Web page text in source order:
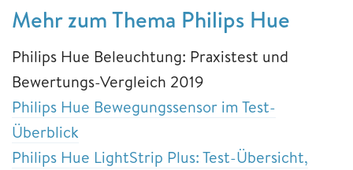
Mehr zum Thema Philips Hue
Philips Hue Beleuchtung: Praxistest und
Bewertungs-Vergleich 2019
Philips Hue Bewegungssensor im Test-
Überblick
Philips Hue LightStrip Plus: Test-Übersicht,